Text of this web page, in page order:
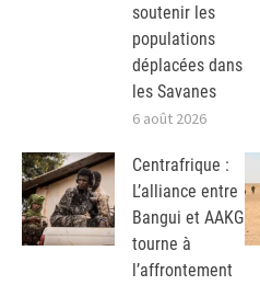
soutenir les
populations
déplacées dans
les Savanes
6 août 2026
Centrafrique :
L’alliance entre
Bangui et AAKG
tourne à
l’affrontement